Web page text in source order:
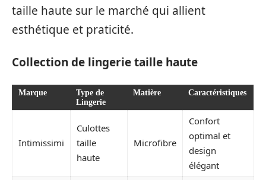
taille haute sur le marché qui allient
esthétique et praticité.
Collection de lingerie taille haute
Marque
Type de
Lingerie
Matière Caractéristiques
Intimissimi
Culottes
taille
haute
Microfibre
Confort
optimal et
design
élégant